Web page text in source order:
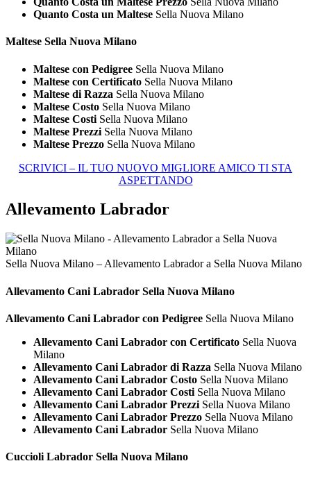
Quanto Costa un Maltese Sella Nuova Milano
Maltese Sella Nuova Milano
Maltese con Pedigree Sella Nuova Milano
Maltese con Certificato Sella Nuova Milano
Maltese di Razza Sella Nuova Milano
Maltese Costo Sella Nuova Milano
Maltese Costi Sella Nuova Milano
Maltese Prezzi Sella Nuova Milano
Maltese Prezzo Sella Nuova Milano
SCRIVICI – IL TUO NUOVO MIGLIORE AMICO TI STA
ASPETTANDO
Allevamento Labrador
Sella Nuova Milano – Allevamento Labrador a Sella Nuova Milano
Allevamento Cani Labrador Sella Nuova Milano
Allevamento Cani Labrador con Pedigree Sella Nuova Milano
Allevamento Cani Labrador con Certificato Sella Nuova
Milano
Allevamento Cani Labrador di Razza Sella Nuova Milano
Allevamento Cani Labrador Costo Sella Nuova Milano
Allevamento Cani Labrador Costi Sella Nuova Milano
Allevamento Cani Labrador Prezzi Sella Nuova Milano
Allevamento Cani Labrador Prezzo Sella Nuova Milano
Allevamento Cani Labrador Sella Nuova Milano
Cuccioli Labrador Sella Nuova Milano